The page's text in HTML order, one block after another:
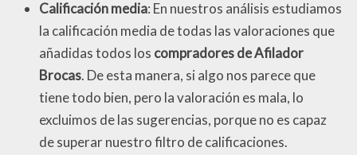
Calificación media: En nuestros análisis estudiamos
la calificación media de todas las valoraciones que
añadidas todos los compradores de Afilador
Brocas. De esta manera, si algo nos parece que
tiene todo bien, pero la valoración es mala, lo
excluimos de las sugerencias, porque no es capaz
de superar nuestro filtro de calificaciones.